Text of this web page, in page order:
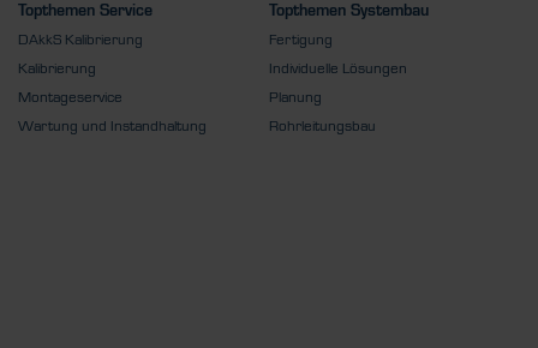
Topthemen Service
DAkkS Kalibrierung
Kalibrierung
Montageservice
Wartung und Instandhaltung
Topthemen Systembau
Fertigung
Individuelle Lösungen
Planung
Rohrleitungsbau